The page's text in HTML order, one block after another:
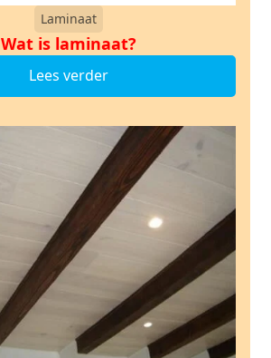
Laminaat
Wat is laminaat?
Lees verder